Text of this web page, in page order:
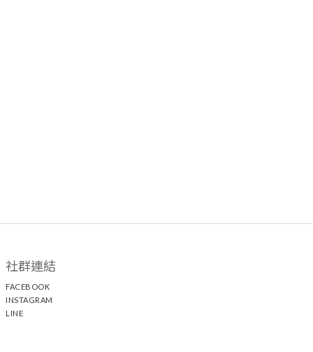
社群連結
FACEBOOK
INSTAGRAM
LINE